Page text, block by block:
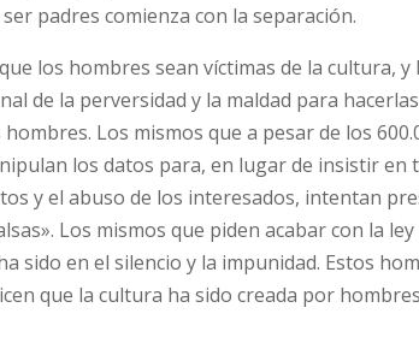
padres comienza con la separación.
los hombres sean víctimas de la cultura,
de la perversidad y la maldad para
Los mismos que a pesar de los
los datos para, en lugar de insistir
y el abuso de los interesados, intentan
Los mismos que piden acabar con la
sido en el silencio y la impunidad. Estos
que la cultura ha sido creada por